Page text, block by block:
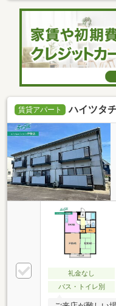
賃貸アパート ハイツタ
礼金なし
バス・トイレ別